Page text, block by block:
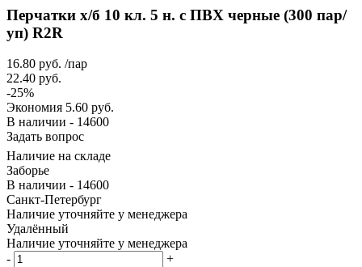
Перчатки х/б 10 кл. 5 н. с ПВХ черные (300 пар/
уп) R2R
16.80 руб. /пар
22.40 руб.
-25%
Экономия 5.60 руб.
В наличии - 14600
Задать вопрос
Наличие на складе
Заборье
В наличии - 14600
Санкт-Петербург
Наличие уточняйте у менеджера
Удалённый
Наличие уточняйте у менеджера
-
+